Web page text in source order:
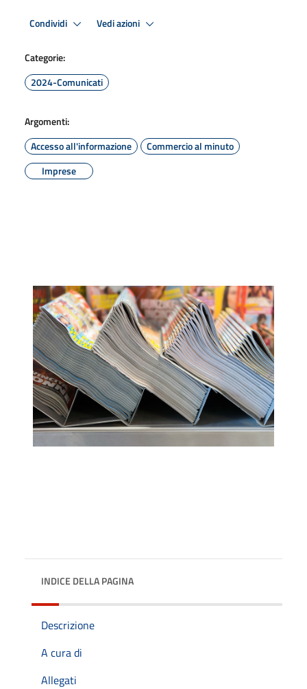
Condividi Vedi azioni
Categorie:
2024-Comunicati
Argomenti:
Accesso all'informazione
Commercio al minuto
Imprese
INDICE DELLA PAGINA
Descrizione
A cura di
Allegati